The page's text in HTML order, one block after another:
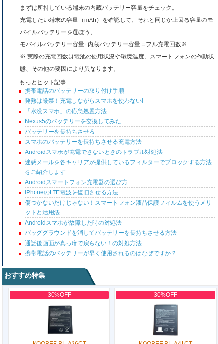
まずは所持している端末の内蔵バッテリー容量をチェック。
充電したい端末の容量（mAh）を確認して、それと同じか上回る容量のモ
バイルバッテリーを選ぼう。
モバイルバッテリー容量÷内蔵バッテリー容量＝フル充電回数※
※ 実際の充電回数は電池の使用状況や環境温度、スマートフォンの作動状
態、その他の要因により異なります。
もっとヒット記事
携帯電話のバッテリーの取り付け手順
発熱は厳禁！充電しながらスマホを使わないl
「水没スマホ」の応急処置方法
Nexus5のバッテリーを交換してみた
バッテリーを長持ちさせる
スマホのバッテリーを長持ちさせる充電方法
Androidスマホが充電できないときのトラブル対処法
迷惑メールを各キャリアが提供しているフィルターでブロックする方法
をご紹介します
Androidスマートフォン充電器の選び方
iPhoneのLTE電波を復旧させる方法
傷つかないだけじゃない！スマートフォン液晶保護フィルムを使うメリ
ットと活用法
Androidスマホが故障した時の対処法
バッググラウンドを消してバッテリーを長持ちさせる方法
通話後画面が真っ暗で戻らない！の対処方法
携帯電話のバッテリーが早く使用されるのはなぜですか？
おすすめ特集
30%OFF 30%OFF